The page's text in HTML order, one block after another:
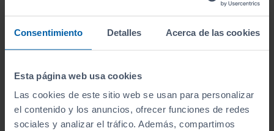
Consentimiento Detalles Acerca de las cookies
Esta página web usa cookies
Las cookies de este sitio web se usan para personalizar
el contenido y los anuncios, ofrecer funciones de redes
sociales y analizar el tráfico. Además, compartimos